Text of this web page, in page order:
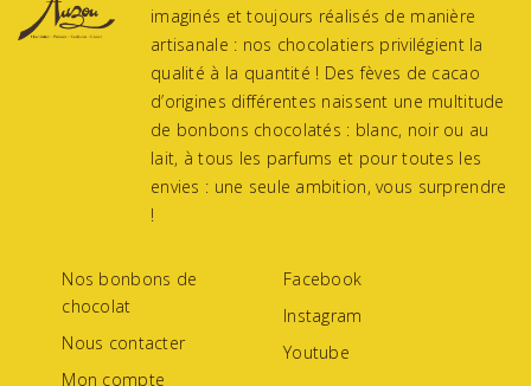
imaginés et toujours réalisés de manière
artisanale : nos chocolatiers privilégient la
qualité à la quantité ! Des fèves de cacao
d’origines différentes naissent une multitude
de bonbons chocolatés : blanc, noir ou au
lait, à tous les parfums et pour toutes les
envies : une seule ambition, vous surprendre
!
Nos bonbons de
chocolat
Nous contacter
Mon compte
Facebook
Instagram
Youtube